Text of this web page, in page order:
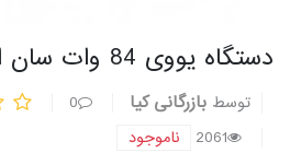
دستگاه یووی 84 وات سان ایکس پلاس
توسط بازرگانی کیا 0
2061
ناموجود